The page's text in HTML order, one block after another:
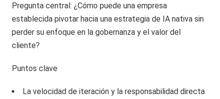
Pregunta central: ¿Cómo puede una empresa
establecida pivotar hacia una estrategia de IA nativa sin
perder su enfoque en la gobernanza y el valor del
cliente?
Puntos clave
La velocidad de iteración y la responsabilidad directa